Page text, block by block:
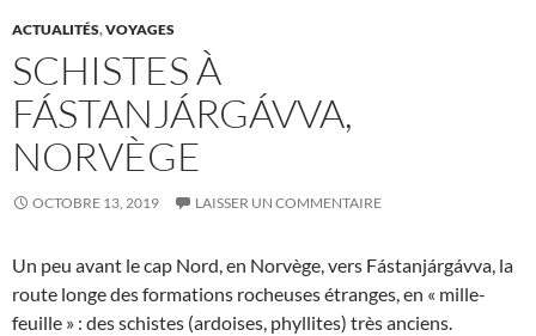
ACTUALITÉS,VOYAGES
SCHISTES À
FÁSTANJÁRGÁVVA,
NORVÈGE
OCTOBRE 13, 2019 LAISSER UN COMMENTAIRE
Un peu avant le cap Nord, en Norvège, vers Fástanjárgávva, la
route longe des formations rocheuses étranges, en « mille-
feuille » : des schistes (ardoises, phyllites) très anciens.